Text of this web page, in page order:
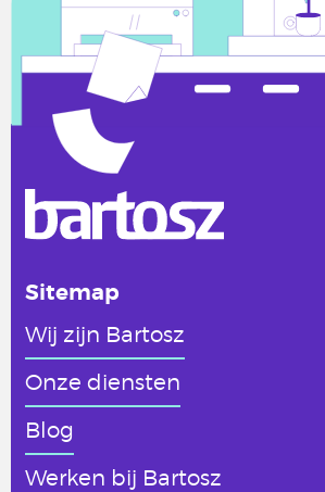
Sitemap
Wij zijn Bartosz
Onze diensten
Blog
Werken bij Bartosz